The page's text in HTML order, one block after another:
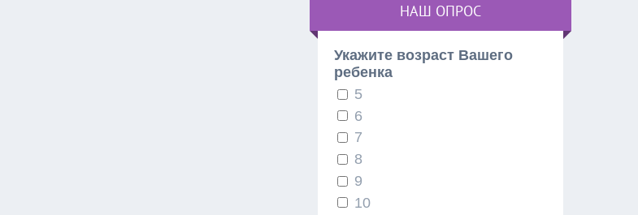
НАШ ОПРОС
Укажите возраст Вашего
ребенка
5
6
7
8
9
10